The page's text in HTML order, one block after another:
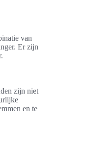
van
Er zijn
zijn niet
en te